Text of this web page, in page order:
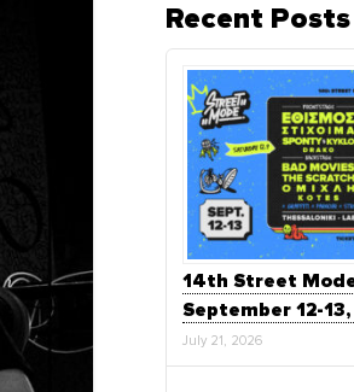
Recent Posts
14th Street
September 12-
July 21, 2026